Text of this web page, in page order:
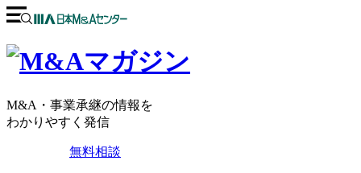
M&A・事業承継の情報を
わかりやすく発信
無料相談